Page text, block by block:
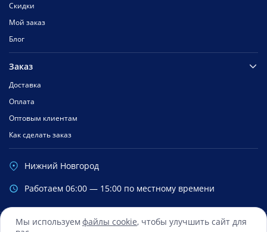
Мы используем файлы cookie, чтобы улучшить сайт для
Скидки
Мой заказ
Блог
Заказ
Доставка
Оплата
Оптовым клиентам
Как сделать заказ
Нижний Новгород
Работаем 06:00 — 15:00 по местному времени